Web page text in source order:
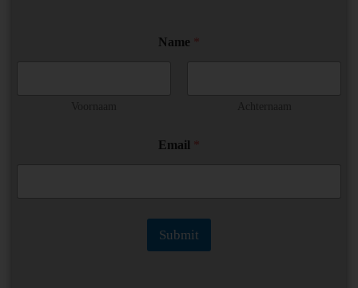
a
l
Name
Email
Submit